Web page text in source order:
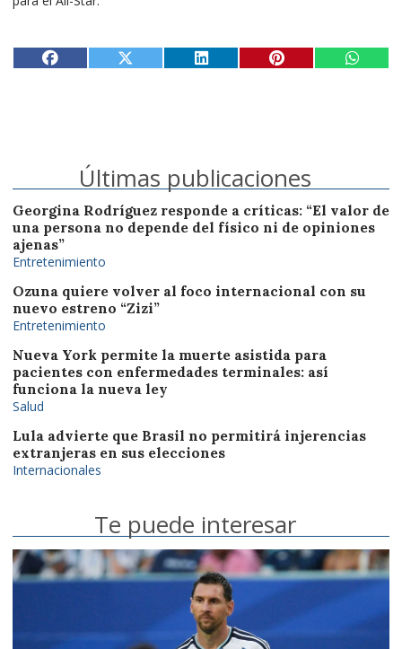
Últimas publicaciones
Georgina Rodríguez responde a críticas: “El valor de
una persona no depende del físico ni de opiniones
ajenas”
Entretenimiento
Ozuna quiere volver al foco internacional con su
nuevo estreno “Zizi”
Entretenimiento
Nueva York permite la muerte asistida para
pacientes con enfermedades terminales: así
funciona la nueva ley
Salud
Lula advierte que Brasil no permitirá injerencias
extranjeras en sus elecciones
Internacionales
Te puede interesar